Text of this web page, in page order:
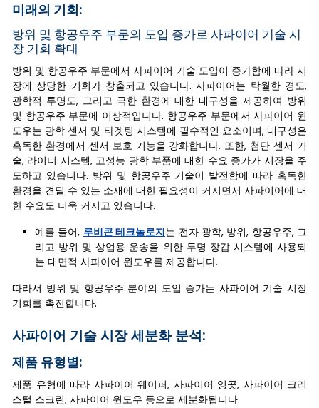
미래의 기회:
방위 및 항공우주 부문의 도입 증가로 사파이어 기술 시
장 기회 확대
방위 및 항공우주 부문에서 사파이어 기술 도입이 증가함에 따라 시
장에 상당한 기회가 창출되고 있습니다. 사파이어는 탁월한 경도,
광학적 투명도, 그리고 극한 환경에 대한 내구성을 제공하여 방위
및 항공우주 부문에 이상적입니다. 항공우주 부문에서 사파이어 윈
도우는 광학 센서 및 타겟팅 시스템에 필수적인 요소이며, 내구성은
혹독한 환경에서 센서 보호 기능을 강화합니다. 또한, 첨단 센서 기
술, 라이더 시스템, 고성능 광학 부품에 대한 수요 증가가 시장을 주
도하고 있습니다. 방위 및 항공우주 기술이 발전함에 따라 혹독한
환경을 견딜 수 있는 소재에 대한 필요성이 커지면서 사파이어에 대
한 수요도 더욱 커지고 있습니다.
예를 들어, 루비콘 테크놀로지는 전자 광학, 방위, 항공우주, 그
리고 방위 및 상업용 운송을 위한 투명 장갑 시스템에 사용되
는 대면적 사파이어 윈도우를 제공합니다.
따라서 방위 및 항공우주 분야의 도입 증가는 사파이어 기술 시장
기회를 촉진합니다.
사파이어 기술 시장 세분화 분석:
제품 유형별:
제품 유형에 따라 사파이어 웨이퍼, 사파이어 잉곳, 사파이어 크리
스털 스크린, 사파이어 윈도우 등으로 세분화됩니다.